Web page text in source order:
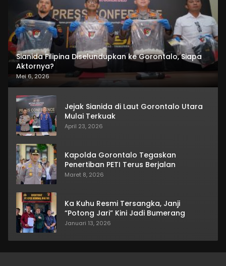
Sianida Filipina Diselundupkan ke Gorontalo, Siapa
Aktornya?
Mei 6, 2026
Jejak Sianida di Laut Gorontalo Utara
Mulai Terkuak
April 23, 2026
Kapolda Gorontalo Tegaskan
Penertiban PETI Terus Berjalan
Maret 8, 2026
Ka Kuhu Resmi Tersangka, Janji
“Potong Jari” Kini Jadi Bumerang
Januari 13, 2026